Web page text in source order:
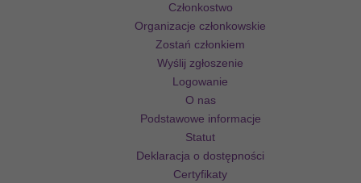
Członkostwo
Organizacje członkowskie
Zostań członkiem
Wyślij zgłoszenie
Logowanie
O nas
Podstawowe informacje
Statut
Deklaracja o dostępności
Certyfikaty